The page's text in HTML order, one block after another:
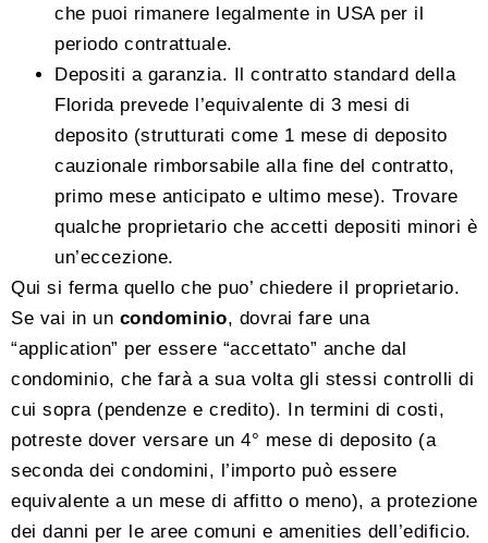
che puoi rimanere legalmente in USA per il
periodo contrattuale.
Depositi a garanzia. Il contratto standard della
Florida prevede l’equivalente di 3 mesi di
deposito (strutturati come 1 mese di deposito
cauzionale rimborsabile alla fine del contratto,
primo mese anticipato e ultimo mese). Trovare
qualche proprietario che accetti depositi minori è
un’eccezione.
Qui si ferma quello che puo’ chiedere il proprietario.
Se vai in un condominio, dovrai fare una
“application” per essere “accettato” anche dal
condominio, che farà a sua volta gli stessi controlli di
cui sopra (pendenze e credito). In termini di costi,
potreste dover versare un 4° mese di deposito (a
seconda dei condomini, l’importo può essere
equivalente a un mese di affitto o meno), a protezione
dei danni per le aree comuni e amenities dell’edificio.